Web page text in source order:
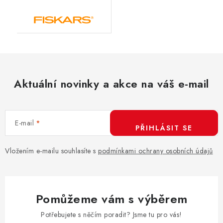
Aktuální novinky a akce na váš e-mail
E-mail
Vložením e-mailu souhlasíte s podmínkami ochrany osobních údajů
PŘIHLÁSIT SE
Pomůžeme vám s výběrem
Potřebujete s něčím poradit? Jsme tu pro vás!